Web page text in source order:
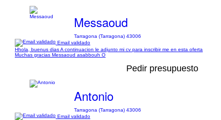
Messaoud
Tarragona (Tarragona) 43006
Email validado
Hhola, buenus dias A continuacion le adjunto mi cv para inscribir me en esta oferta
Muchas gracias Messaoud asabbouh O
Pedir presupuesto
Antonio
Tarragona (Tarragona) 43006
Email validado